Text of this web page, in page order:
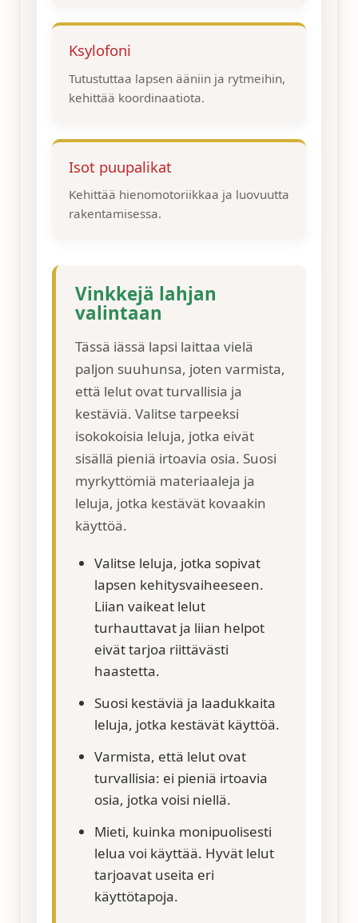
Ksylofoni
Tutustuttaa lapsen ääniin ja rytmeihin,
kehittää koordinaatiota.
Isot puupalikat
Kehittää hienomotoriikkaa ja luovuutta
rakentamisessa.
Vinkkejä lahjan
valintaan
Tässä iässä lapsi laittaa vielä
paljon suuhunsa, joten varmista,
että lelut ovat turvallisia ja
kestäviä. Valitse tarpeeksi
isokokoisia leluja, jotka eivät
sisällä pieniä irtoavia osia. Suosi
myrkyttömiä materiaaleja ja
leluja, jotka kestävät kovaakin
käyttöä.
Valitse leluja, jotka sopivat
lapsen kehitysvaiheeseen.
Liian vaikeat lelut
turhauttavat ja liian helpot
eivät tarjoa riittävästi
haastetta.
Suosi kestäviä ja laadukkaita
leluja, jotka kestävät käyttöä.
Varmista, että lelut ovat
turvallisia: ei pieniä irtoavia
osia, jotka voisi niellä.
Mieti, kuinka monipuolisesti
lelua voi käyttää. Hyvät lelut
tarjoavat useita eri
käyttötapoja.